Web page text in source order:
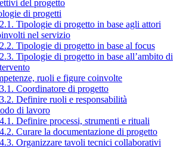
del progetto
di progetti
Tipologie di progetto in base agli attori
nel servizio
Tipologie di progetto in base al focus
Tipologie di progetto in base all’ambito di
ruoli e figure coinvolte
Coordinatore di progetto
Definire ruoli e responsabilità
di lavoro
Definire processi, strumenti e rituali
Curare la documentazione di progetto
Organizzare tavoli tecnici collaborativi